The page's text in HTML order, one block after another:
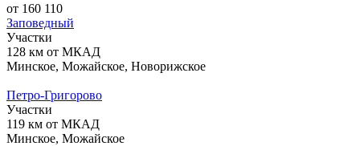
от 160 110
Заповедный
Участки
128 км от МКАД
Минское, Можайское, Новорижское
Петро-Григорово
Участки
119 км от МКАД
Минское, Можайское